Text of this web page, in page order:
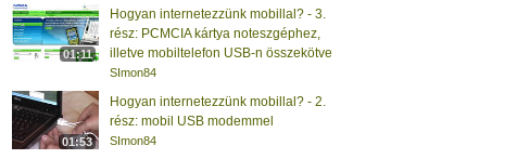
01:11
Hogyan internetezzünk mobillal? - 3.
rész: PCMCIA kártya noteszgéphez,
illetve mobiltelefon USB-n összekötve
SImon84
01:53
Hogyan internetezzünk mobillal? - 2.
rész: mobil USB modemmel
SImon84